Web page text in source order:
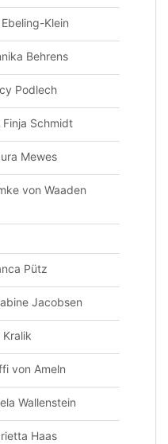
Klein
Behrens
Podlech
Schmidt
Mewes
von Waaden
Pütz
Jacobsen
Kralik
von Ameln
Wallenstein
Haas